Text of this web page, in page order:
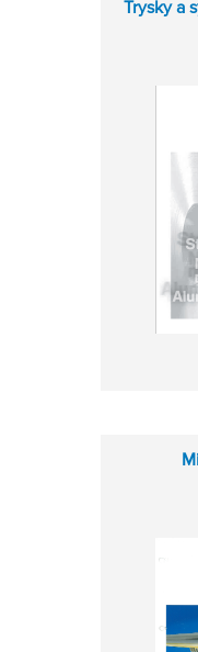
Trysky a